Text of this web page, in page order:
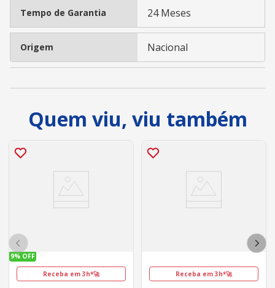
Tempo de Garantia 24 Meses
Origem Nacional
Quem viu, viu também
9% OFF
Receba em 3h*🚀 Receba em 3h*🚀